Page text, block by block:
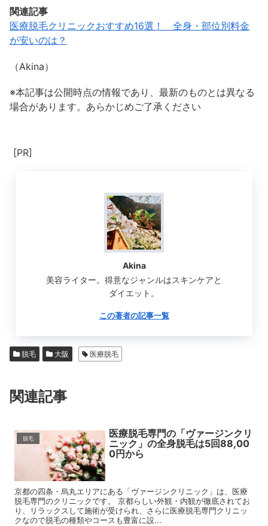
関連記事
医療脱毛クリニックおすすめ16選！ 全身・部位別料金
が安いのは？
（Akina）
※本記事は公開時点の情報であり、最新のものとは異なる
場合があります。あらかじめご了承ください
[PR]
Akina
美容ライター。得意なジャンルはスキンケアと
ダイエット。
この著者の記事一覧
脱毛 大阪 医療脱毛
関連記事
脱毛
医療脱毛専門の「ヴァージンクリ
ニック」の全身脱毛は5回88,00
0円から
京都の四条・烏丸エリアにある「ヴァージンクリニック」は、医療
脱毛専門のクリニックです。 京都らしい外観・内観が徹底されてお
り、リラックスして施術が受けられ、さらに医療脱毛専門クリニッ
クなので脱毛の種類やコースも豊富に設...